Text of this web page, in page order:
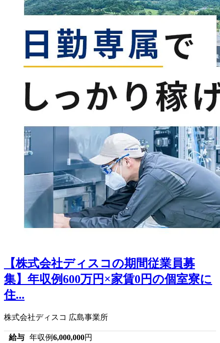
【株式会社ディスコの期間従業員募
集】年収例600万円×家賃0円の個室寮に
住...
株式会社ディスコ 広島事業所
給与 年収例6,000,000円